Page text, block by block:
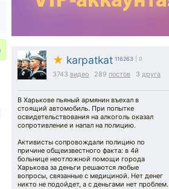
★ karpatkat 116263 | 0
3743 видео 289 постов 3 друга
В Харькове пьяный армянин въехал в
стоящий автомобиль. При попытке
освидетельствования на алкоголь оказал
сопротивление и напал на полицию.
Активисты сопровождали полицию по
причине общеизвестного факта: в 4й
больнице неотложной помощи города
Харькова за деньги решаются любые
вопросы, связанные с медициной. Нет денег
никто не подойдет, а с деньгами нет проблем.